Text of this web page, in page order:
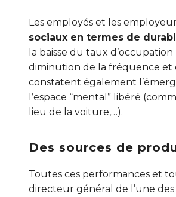
Les employés et les
sociaux en termes de
la baisse du taux
diminution de la fréquence et
constatent également
l’espace “mental” libéré
lieu de la voiture,…).
Des sources de
Toutes ces performances et
directeur général de l’une des